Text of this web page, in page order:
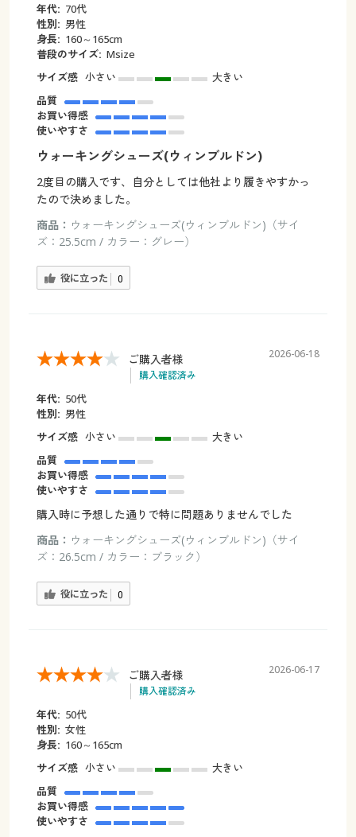
年代: 70代
性別: 男性
身長: 160～165cm
普段のサイズ: Msize
サイズ感 小さい
大きい
品質
お買い得感
使いやすさ
ウォーキングシューズ(ウィンブルドン)
2度目の購入です、自分としては他社より履きやすかっ
たので決めました。
商品： ウォーキングシューズ(ウィンブルドン)（サイ
ズ：25.5cm / カラー：グレー）
役に立った 0
ご購入者様
購入確認済み
2026-06-18
年代: 50代
性別: 男性
サイズ感 小さい
大きい
品質
お買い得感
使いやすさ
購入時に予想した通りで特に問題ありませんでした
商品： ウォーキングシューズ(ウィンブルドン)（サイ
ズ：26.5cm / カラー：ブラック）
役に立った 0
ご購入者様
購入確認済み
2026-06-17
年代: 50代
性別: 女性
身長: 160～165cm
サイズ感 小さい
大きい
品質
お買い得感
使いやすさ